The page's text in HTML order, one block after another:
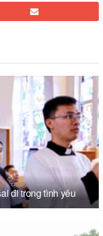
đi trong tình yêu